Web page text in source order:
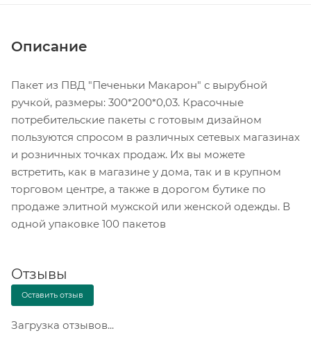
Описание
Пакет из ПВД "Печеньки Макарон" с вырубной
ручкой, размеры: 300*200*0,03. Красочные
потребительские пакеты с готовым дизайном
пользуются спросом в различных сетевых магазинах
и розничных точках продаж. Их вы можете
встретить, как в магазине у дома, так и в крупном
торговом центре, а также в дорогом бутике по
продаже элитной мужской или женской одежды. В
одной упаковке 100 пакетов
Отзывы
Оставить отзыв
Загрузка отзывов...